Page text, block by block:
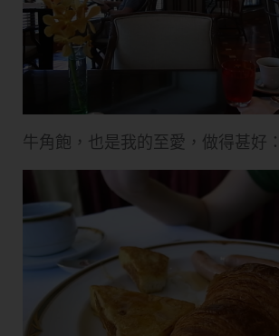
牛角飽，也是我的至愛，做得甚好：